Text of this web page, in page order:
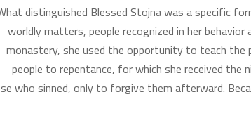
distinguished Blessed Stojna was a specific
worldly matters, people recognized in her
monastery, she used the opportunity to teach the
people to repentance, for which she received the
who sinned, only to forgive them afterward.